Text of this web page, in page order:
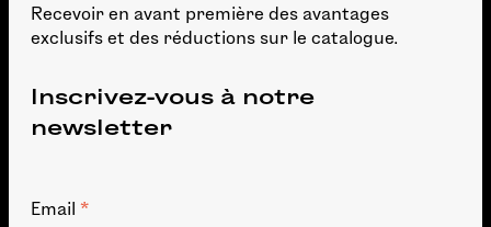
Recevoir en avant première des avantages
exclusifs et des réductions sur le catalogue.
Inscrivez-vous à notre
newsletter
Email *